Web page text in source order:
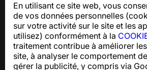
En utilisant ce site web, vous
de vos données personnelles
sur votre activité sur le site et les
utilisez) conformément à la
traitement contribue à améliorer
site, à analyser le comportement
gérer la publicité, y compris via
Pour toute question concernant la
support@numbuster.com
Centre d’aide
Actualités et articles